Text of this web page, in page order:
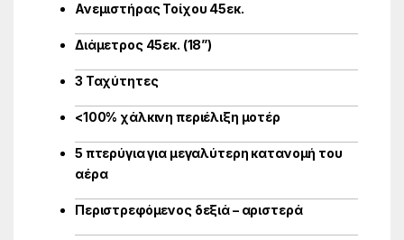
Ανεμιστήρας Τοίχου 45εκ.
Διάμετρος 45εκ. (18”)
3 Ταχύτητες
<100% χάλκινη περιέλιξη μοτέρ
5 πτερύγια για μεγαλύτερη κατανομή του
αέρα
Περιστρεφόμενος δεξιά – αριστερά